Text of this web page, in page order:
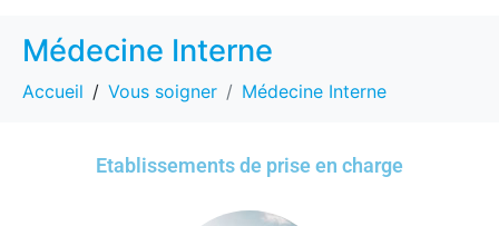
Médecine Interne
Accueil Vous soigner Médecine Interne
Etablissements de prise en charge